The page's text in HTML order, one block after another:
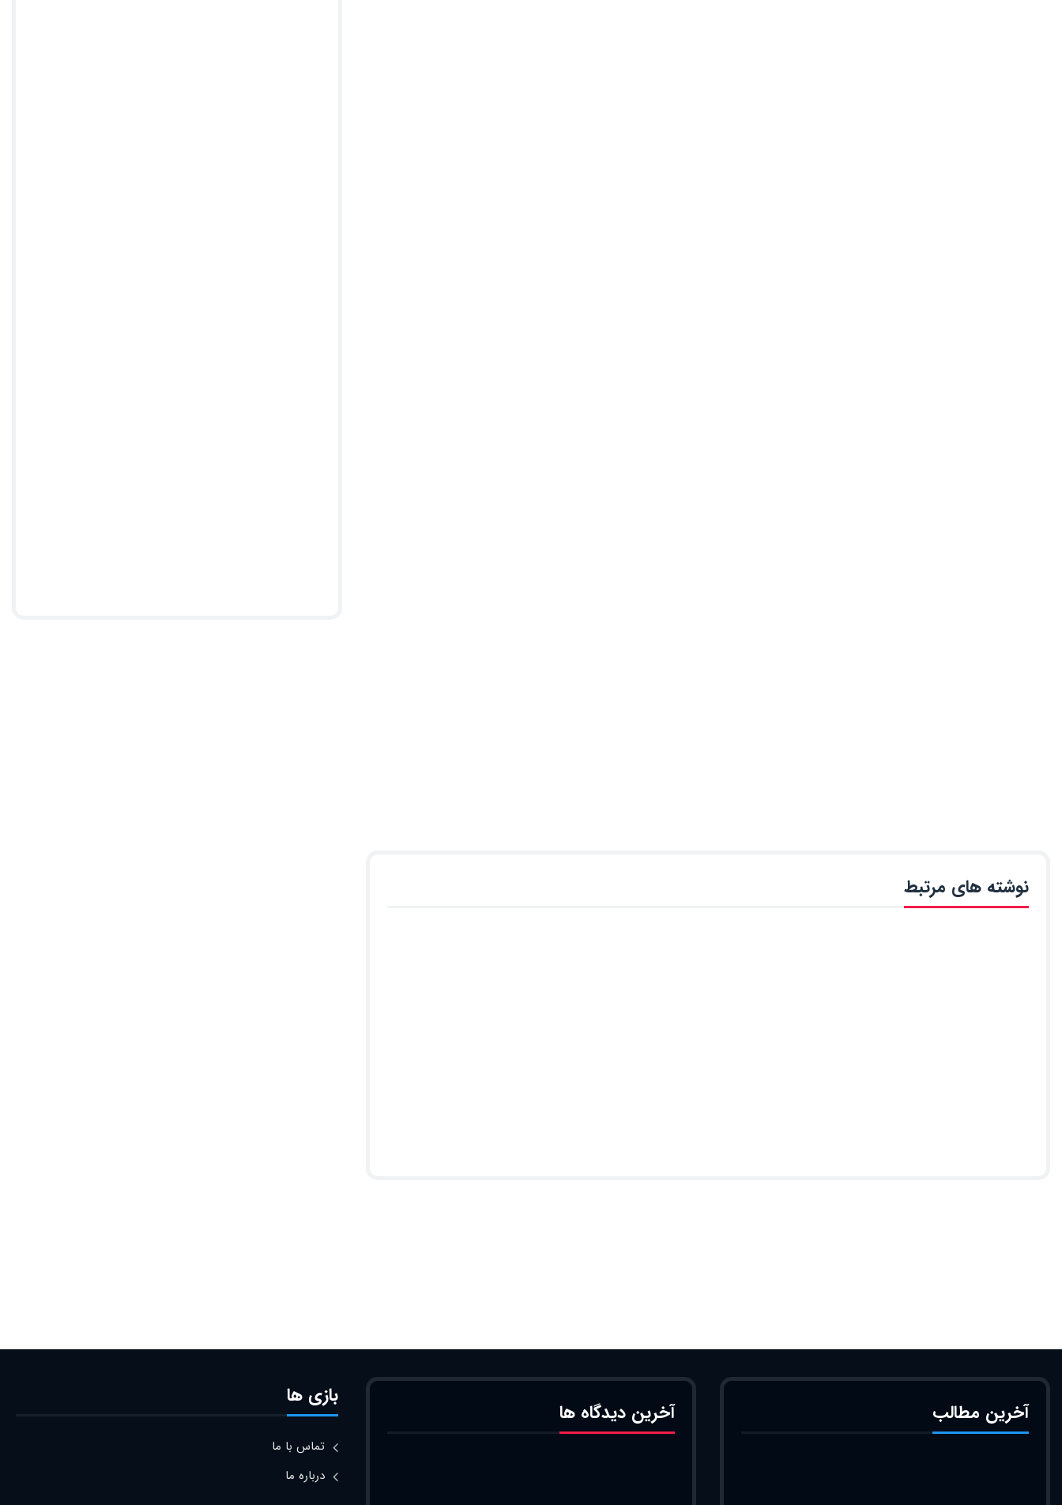
نوشته های مرتبط
آخرین مطالب آخرین دیدگاه ها
بازی ها
تماس با ما
درباره ما